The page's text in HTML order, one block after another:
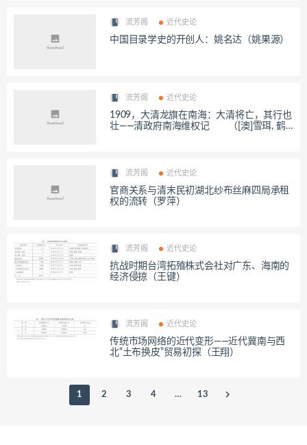
流芳阁 近代史论
中国目录学史的开创人：姚名达（姚果源）
流芳阁 近代史论
1909，大清龙旗在南海：大清将亡，其行也
壮——清政府南海维权记 （[澳]雪珥, 鹤
流芳阁 近代史论
官商关系与清末民初湖北纱布丝麻四局承租
权的流转（罗萍）
流芳阁 近代史论
抗战时期台湾拓殖株式会社对广东、海南的
经济侵掠（王键）
流芳阁 近代史论
传统市场网络的近代变形——近代冀南与西
北“土布换皮”贸易初探（王翔）
1 2 3 4 … 13